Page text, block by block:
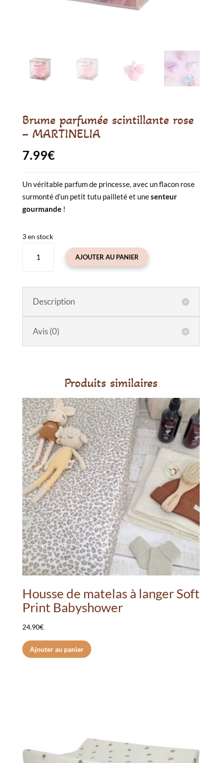
Brume parfumée scintillante rose
– MARTINELIA
7.99€
Un véritable parfum de princesse, avec un flacon rose
surmonté d’un petit tutu pailleté et unesenteur
gourmande!
3 en stock
parfumée
scintillante
MARTINELIA
AJOUTER AU PANIER
Description
Avis (0)
Produits similaires
Housse de matelas à langer Soft
Print Babyshower
24.90€
Ajouter au panier